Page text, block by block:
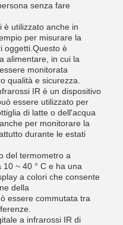
senza fare
è utilizzato anche in
per misurare la
oggetti.Questo è
alimentare, in cui la
monitorata
qualità e sicurezza.
IR è un dispositivo
essere utilizzato per
di latte o dell'acqua
per monitorare la
durante le estati
del termometro a
~ 40 ° C e ha una
a colori che consente
della
essere commutata tra
a infrarossi IR di